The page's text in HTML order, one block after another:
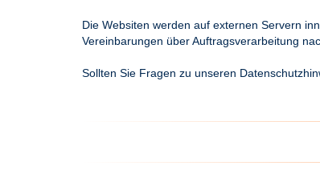
Die Websiten werden auf externen Servern
Vereinbarungen über Auftragsverarbeitung
Sollten Sie Fragen zu unseren